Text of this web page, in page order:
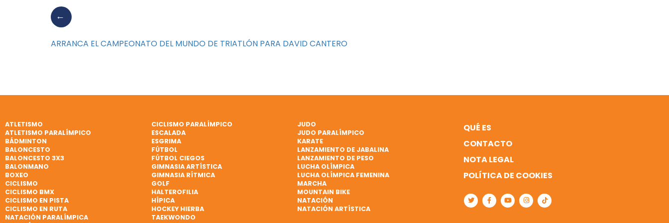
ARRANCA EL CAMPEONATO DEL MUNDO DE TRIATLÓN PARA DAVID CANTERO
ATLETISMO
ATLETISMO PARALÍMPICO
BÁDMINTON
BALONCESTO
BALONCESTO 3X3
BALONMANO
BOXEO
CICLISMO
CICLISMO BMX
CICLISMO EN PISTA
CICLISMO EN RUTA
CICLISMO PARALÍMPICO
ESCALADA
ESGRIMA
FÚTBOL
FÚTBOL CIEGOS
GIMNASIA ARTÍSTICA
GIMNASIA RÍTMICA
GOLF
HALTEROFILIA
HÍPICA
HOCKEY HIERBA
JUDO
JUDO PARALÍMPICO
KARATE
LANZAMIENTO DE JABALINA
LANZAMIENTO DE PESO
LUCHA OLÍMPICA
LUCHA OLÍMPICA FEMENINA
MARCHA
MOUNTAIN BIKE
NATACIÓN
NATACIÓN ARTÍSTICA
NATACIÓN PARALÍMPICA
TAEKWONDO
QUÉ ES
CONTACTO
NOTA LEGAL
POLÍTICA DE COOKIES